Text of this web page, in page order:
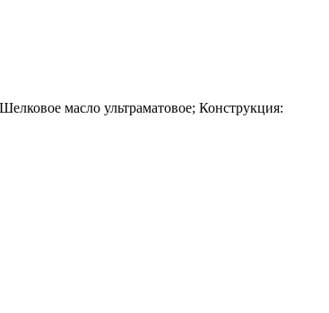
масло ультраматовое; Конструкция: